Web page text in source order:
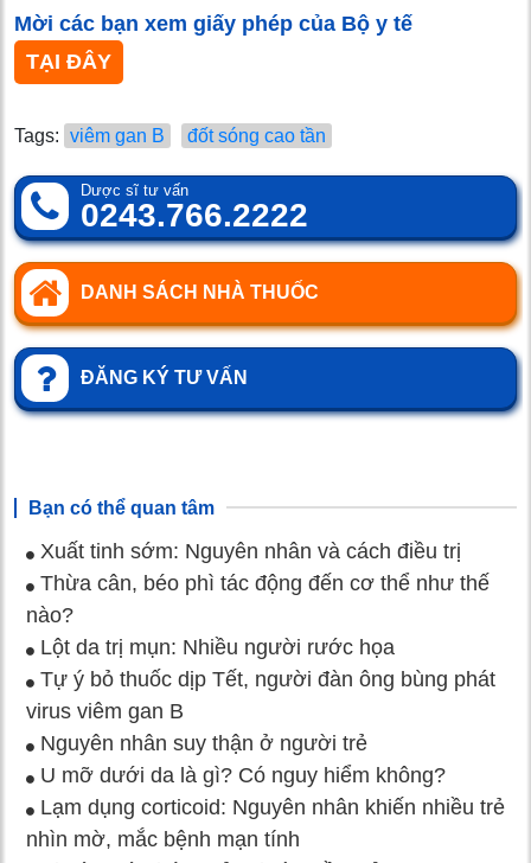
Mời các bạn xem giấy phép của Bộ y tế
TẠI ĐÂY
Tags: viêm gan B đốt sóng cao tần
Dược sĩ tư vấn
0243.766.2222
DANH SÁCH NHÀ THUỐC
ĐĂNG KÝ TƯ VẤN
Bạn có thể quan tâm
Xuất tinh sớm: Nguyên nhân và cách điều trị
Thừa cân, béo phì tác động đến cơ thể như thế
nào?
Lột da trị mụn: Nhiều người rước họa
Tự ý bỏ thuốc dịp Tết, người đàn ông bùng phát
virus viêm gan B
Nguyên nhân suy thận ở người trẻ
U mỡ dưới da là gì? Có nguy hiểm không?
Lạm dụng corticoid: Nguyên nhân khiến nhiều trẻ
nhìn mờ, mắc bệnh mạn tính